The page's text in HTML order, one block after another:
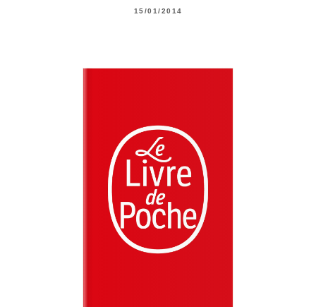
15/01/2014